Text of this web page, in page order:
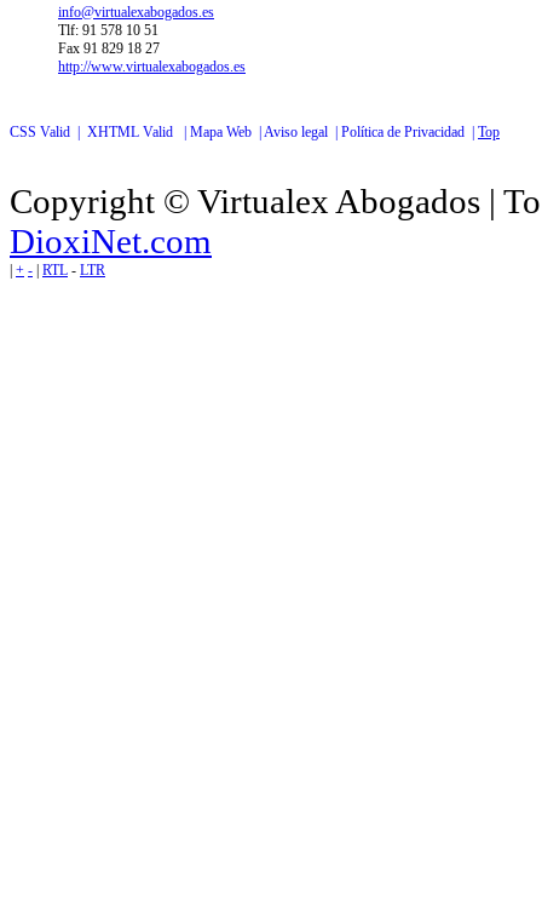
info@virtualexabogados.es
Tlf: 91 578 10 51
Fax 91 829 18 27
http://www.virtualexabogados.es
CSS Valid | XHTML Valid | Mapa Web |Aviso legal | Política de Privacidad | Top
Copyright © Virtualex Abogados |
DioxiNet.com
| + - | RTL - LTR